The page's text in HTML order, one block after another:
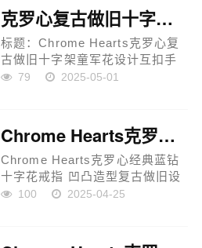
力。其硬币大小的圆形设计...克罗心复古做旧十字架童军花设计互扣手链
标题：Chrome Hearts克罗心复
古做旧十字架童军花设计互扣手
链 高品质专柜打版产品说明：这
计风格与经典工艺。采用十...
79 2025-05-01
Chrome Hearts克罗心经典蓝钻十字花戒指
Chrome Hearts克罗心经典蓝钻
十字花戒指 凹凸造型复古做旧设
计产品说明：这款Chrome
现出与众不同的花纹效果。十
100 2025-04-25